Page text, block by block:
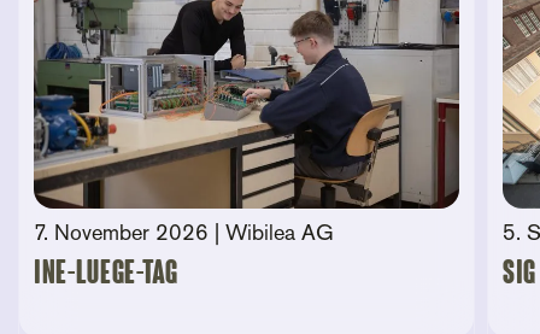
7. November 2026 | Wibilea AG
Ine-Luege-Tag
5.